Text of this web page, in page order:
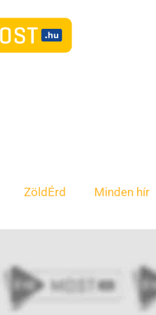
ZöldÉrd Minden hír